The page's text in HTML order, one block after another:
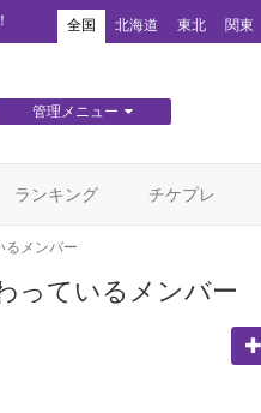
全国 北海道 東北 関東
管理メニュー
ランキング チケプレ
るメンバー
っているメンバー